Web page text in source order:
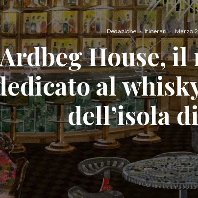
Redazione · Itinerari · Marzo
Ardbeg House, il
al
dell’isola